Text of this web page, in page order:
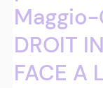
Maggio-
DROIT
FACE A